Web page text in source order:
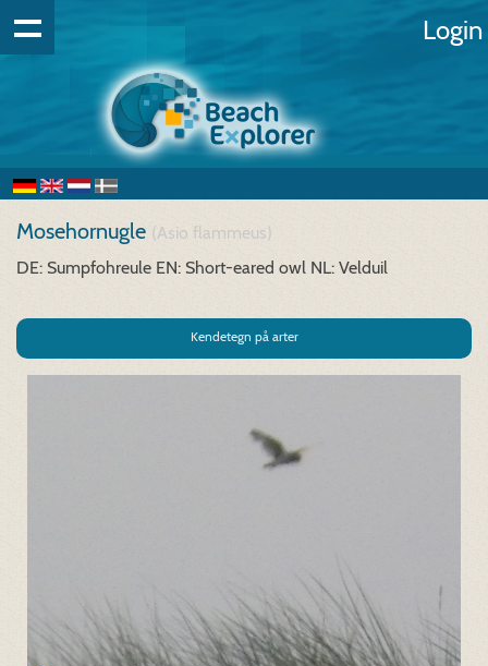
Login
Mosehornugle (Asio flammeus)
DE: Sumpfohreule EN: Short-eared owl NL: Velduil
Kendetegn på arter